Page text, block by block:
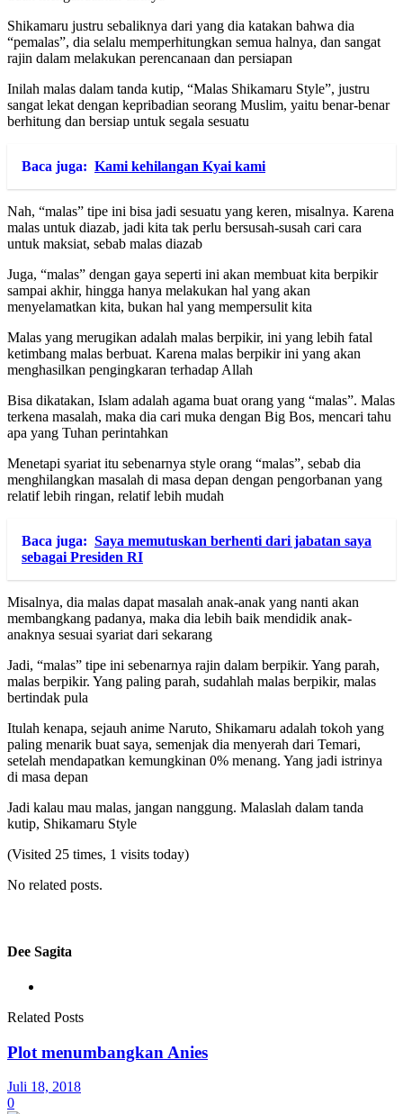
Shikamaru justru sebaliknya dari yang dia katakan bahwa dia
“pemalas”, dia selalu memperhitungkan semua halnya, dan sangat
rajin dalam melakukan perencanaan dan persiapan
Inilah malas dalam tanda kutip, “Malas Shikamaru Style”, justru
sangat lekat dengan kepribadian seorang Muslim, yaitu benar-benar
berhitung dan bersiap untuk segala sesuatu
Baca juga: Kami kehilangan Kyai kami
Nah, “malas” tipe ini bisa jadi sesuatu yang keren, misalnya. Karena
malas untuk diazab, jadi kita tak perlu bersusah-susah cari cara
untuk maksiat, sebab malas diazab
Juga, “malas” dengan gaya seperti ini akan membuat kita berpikir
sampai akhir, hingga hanya melakukan hal yang akan
menyelamatkan kita, bukan hal yang mempersulit kita
Malas yang merugikan adalah malas berpikir, ini yang lebih fatal
ketimbang malas berbuat. Karena malas berpikir ini yang akan
menghasilkan pengingkaran terhadap Allah
Bisa dikatakan, Islam adalah agama buat orang yang “malas”. Malas
terkena masalah, maka dia cari muka dengan Big Bos, mencari tahu
apa yang Tuhan perintahkan
Menetapi syariat itu sebenarnya style orang “malas”, sebab dia
menghilangkan masalah di masa depan dengan pengorbanan yang
relatif lebih ringan, relatif lebih mudah
Baca juga: Saya memutuskan berhenti dari jabatan saya
sebagai Presiden RI
Misalnya, dia malas dapat masalah anak-anak yang nanti akan
membangkang padanya, maka dia lebih baik mendidik anak-
anaknya sesuai syariat dari sekarang
Jadi, “malas” tipe ini sebenarnya rajin dalam berpikir. Yang parah,
malas berpikir. Yang paling parah, sudahlah malas berpikir, malas
bertindak pula
Itulah kenapa, sejauh anime Naruto, Shikamaru adalah tokoh yang
paling menarik buat saya, semenjak dia menyerah dari Temari,
setelah mendapatkan kemungkinan 0% menang. Yang jadi istrinya
di masa depan
Jadi kalau mau malas, jangan nanggung. Malaslah dalam tanda
kutip, Shikamaru Style
(Visited 25 times, 1 visits today)
No related posts.
Dee Sagita
Related Posts
Plot menumbangkan Anies
Juli 18, 2018
0